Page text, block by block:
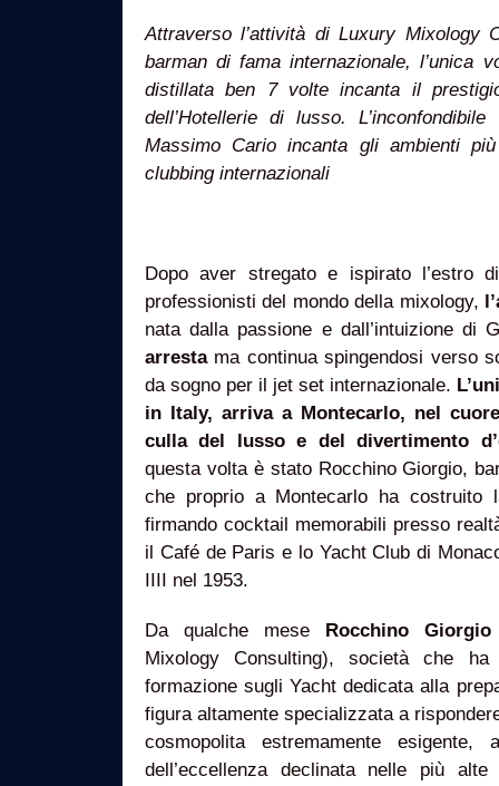
Attraverso l’attività di Luxury Mixology
barman di fama internazionale, l’unica
distillata ben 7 volte incanta il
dell’Hotellerie di lusso.
Massimo Cario incanta gli ambienti
clubbing internazionali
Dopo aver stregato e ispirato l’estro
professionisti del mondo della mixology,
nata dalla passione e dall’intuizione di
arrestama continua spingendosi verso
da sogno per il jet set internazionale.
in Italy, arriva a Montecarlo, nel
culla del lusso e del divertimento
questa volta è stato Rocchino Giorgio,
che proprio a Montecarlo ha costruito
firmando cocktail memorabili presso
il Café de Paris e lo Yacht Club di
IIII nel 1953.
Da qualche mese Rocchino
Mixology Consulting), società che
formazione sugli Yacht dedicata alla
figura altamente specializzata a
cosmopolita estremamente
dell’eccellenza declinata nelle più